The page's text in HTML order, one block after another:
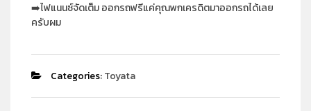
➡️ไฟแนนซ์จัดเต็ม ออกรถฟรีแค่คุณพกเครดิตมาออกรถได้เลย
ครับผม
Categories:Toyata